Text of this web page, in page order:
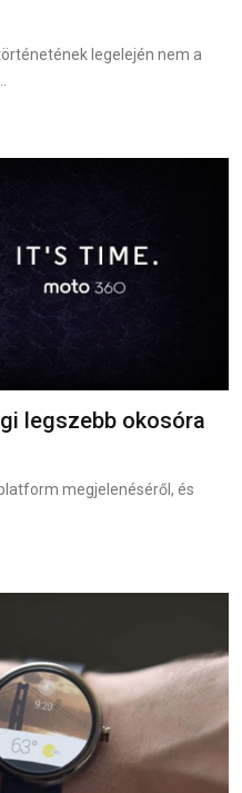
legelején nem a
legszebb okosóra
megjelenéséről, és